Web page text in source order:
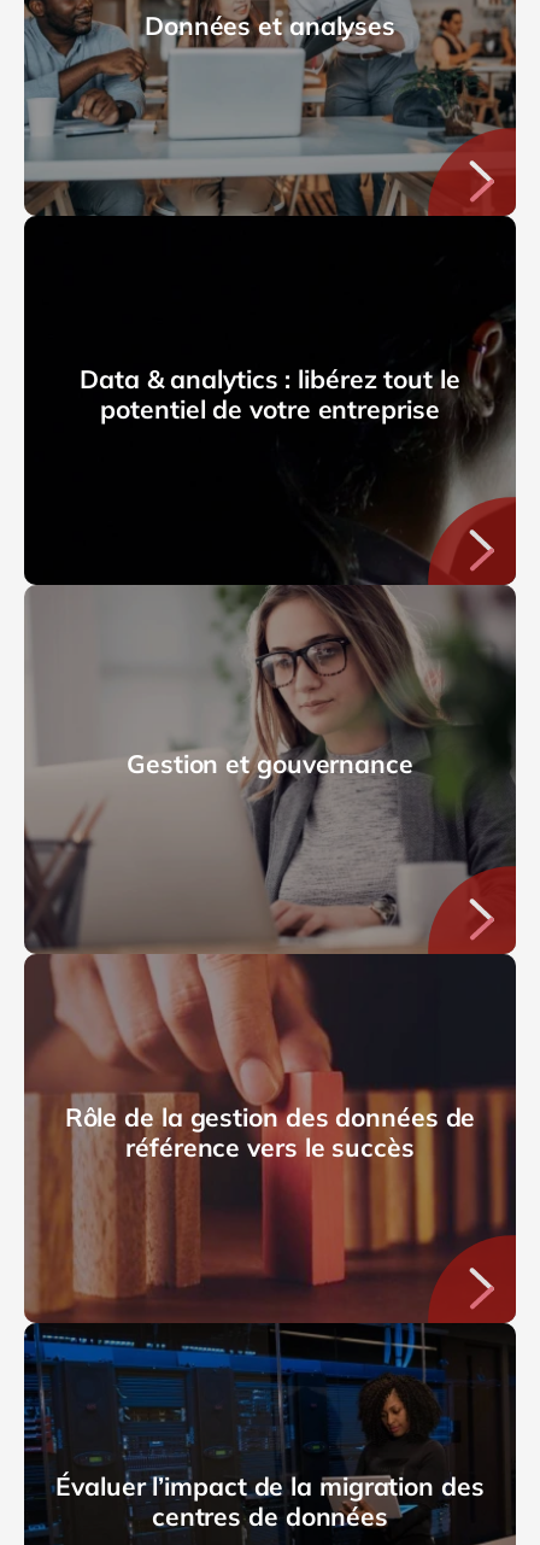
Données et analyses
Data & analytics : libérez tout le
potentiel de votre entreprise
Gestion et gouvernance
Rôle de la gestion des données de
référence vers le succès
Évaluer l’impact de la migration des
centres de données